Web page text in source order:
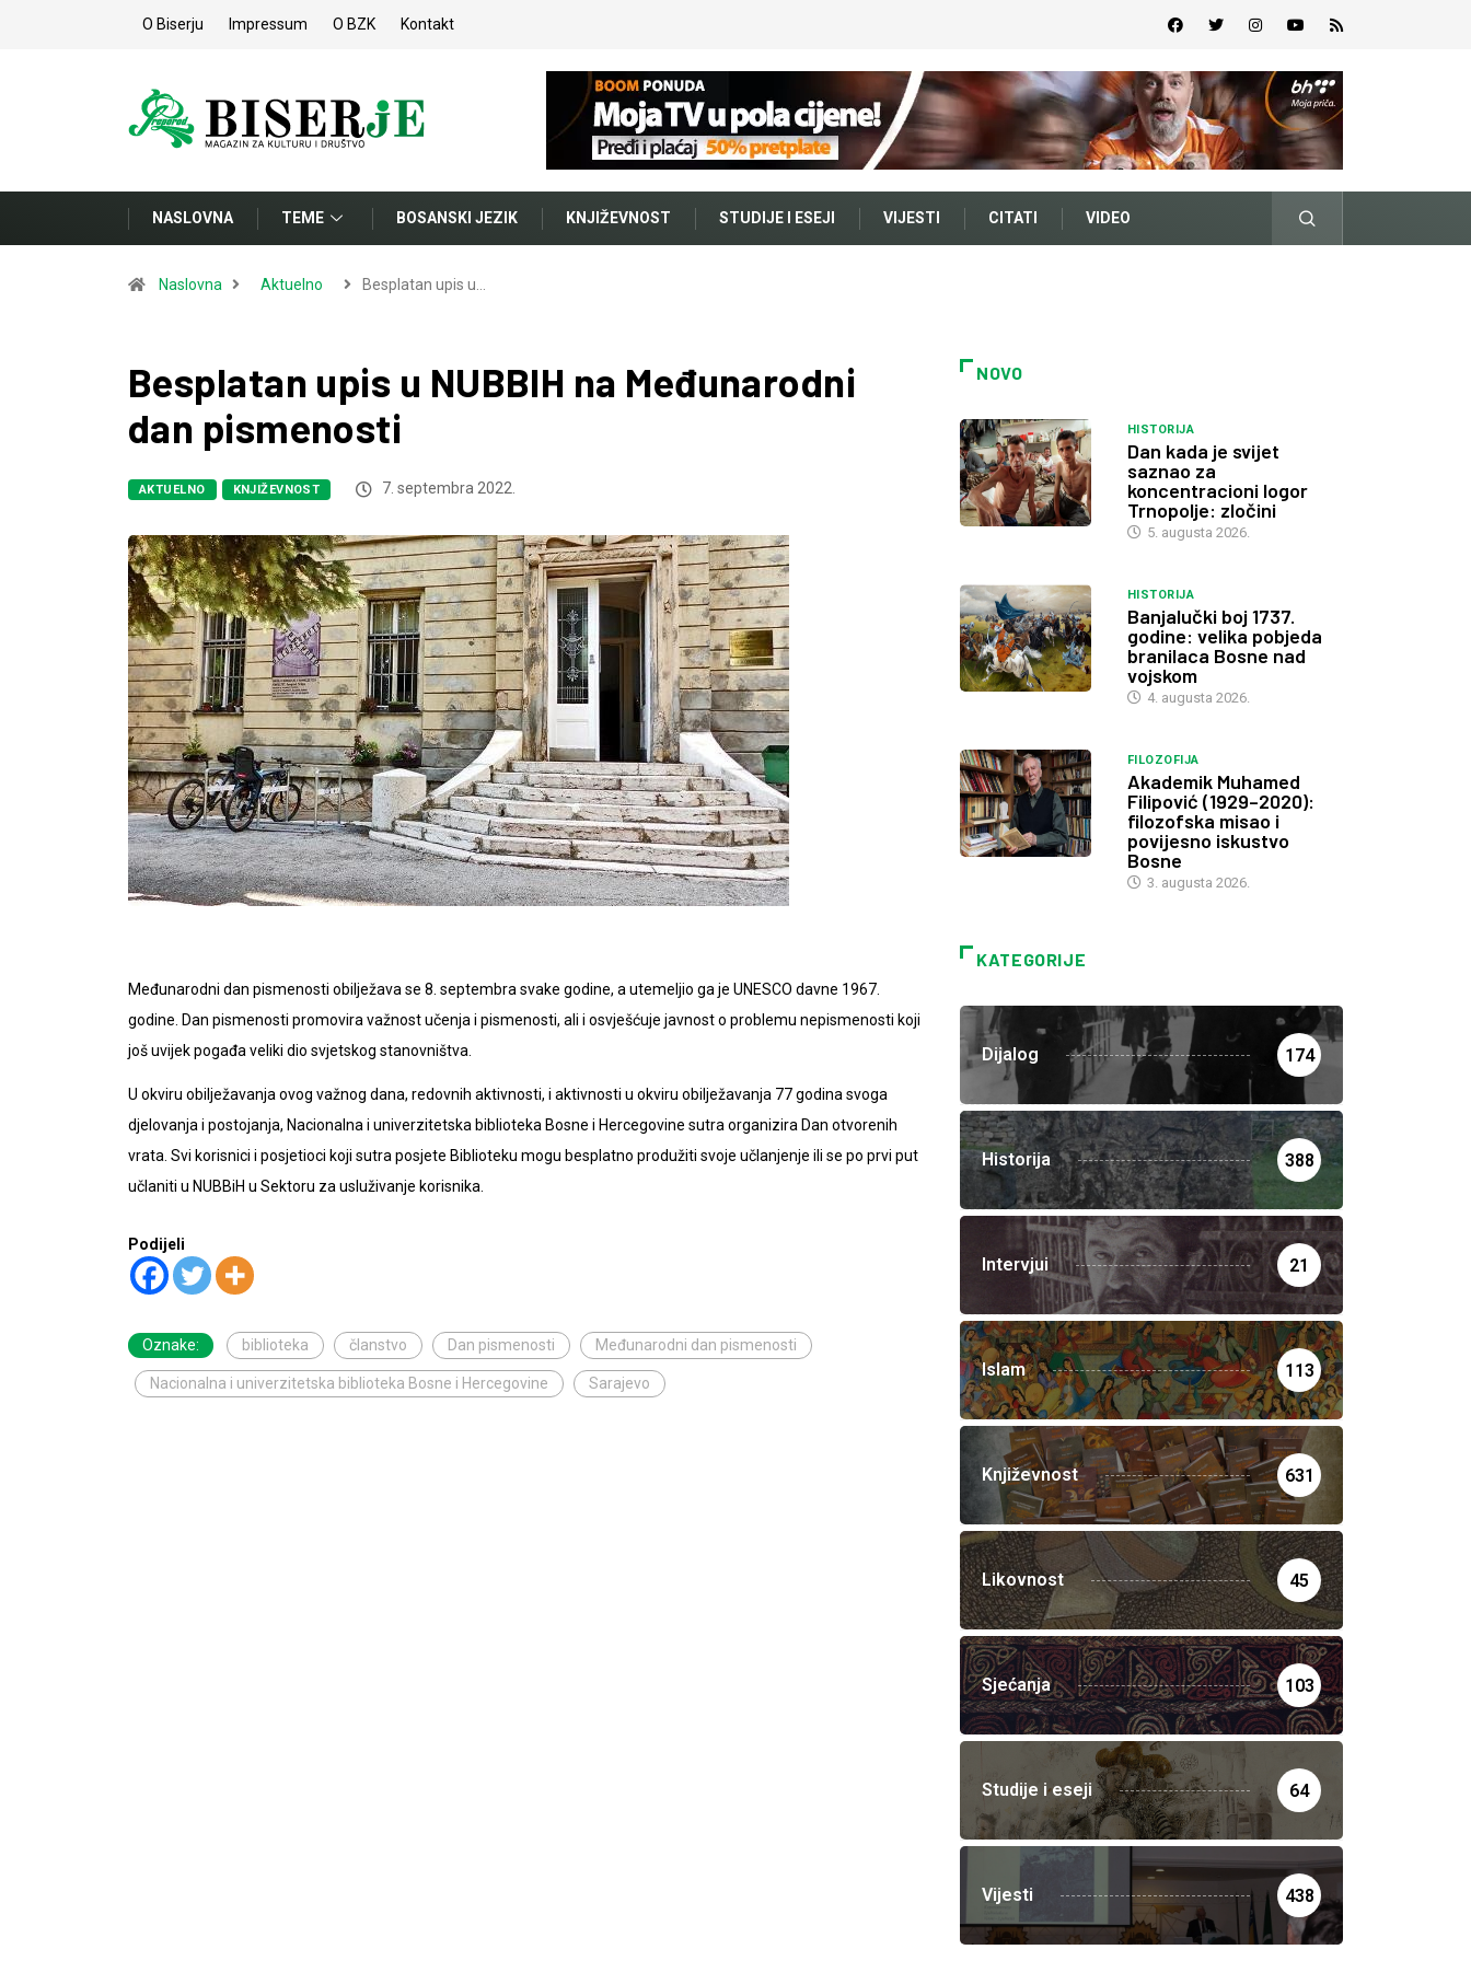
O Biserju Impressum O BZK Kontakt
NASLOVNA TEME BOSANSKI JEZIK KNJIŽEVNOST STUDIJE I ESEJI VIJESTI CITATI VIDEO
Naslovna Aktuelno Besplatan upis u…
Besplatan upis u NUBBIH na Međunarodni
dan pismenosti
AKTUELNO KNJIŽEVNOST 7. septembra 2022.
Međunarodni dan pismenosti obilježava se 8. septembra svake godine, a utemeljio ga je UNESCO davne 1967.
godine. Dan pismenosti promovira važnost učenja i pismenosti, ali i osvješćuje javnost o problemu nepismenosti koji
još uvijek pogađa veliki dio svjetskog stanovništva.
U okviru obilježavanja ovog važnog dana, redovnih aktivnosti, i aktivnosti u okviru obilježavanja 77 godina svoga
djelovanja i postojanja, Nacionalna i univerzitetska biblioteka Bosne i Hercegovine sutra organizira Dan otvorenih
vrata. Svi korisnici i posjetioci koji sutra posjete Biblioteku mogu besplatno produžiti svoje učlanjenje ili se po prvi put
učlaniti u NUBBiH u Sektoru za usluživanje korisnika.
Podijeli
Oznake: biblioteka članstvo Dan pismenosti Međunarodni dan pismenosti
Nacionalna i univerzitetska biblioteka Bosne i Hercegovine Sarajevo
NOVO
HISTORIJA
Dan kada je svijet
saznao za
koncentracioni logor
Trnopolje: zločini
5. augusta 2026.
HISTORIJA
Banjalučki boj 1737.
godine: velika pobjeda
branilaca Bosne nad
vojskom
4. augusta 2026.
FILOZOFIJA
Akademik Muhamed
Filipović (1929–2020):
filozofska misao i
povijesno iskustvo
Bosne
3. augusta 2026.
KATEGORIJE
Dijalog 174
Historija 388
Intervjui 21
Islam 113
Književnost 631
Likovnost 45
Sjećanja 103
Studije i eseji 64
Vijesti 438